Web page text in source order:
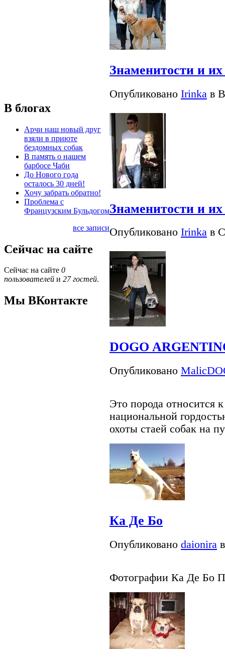
В блогах
Арчи наш новый друг
взяли в приюте
бездомных собак
В память о нашем
барбосе Чаби
До Нового года
осталось 30 дней!
Хочу забрать обратно!
Проблема с
Французским Бульдогом
все записи
Сейчас на сайте
Сейчас на сайте 0
пользователей и 27 гостей.
Мы ВКонтакте
Знаменитости и
Опубликовано Irinka в
Знаменитости и
Опубликовано Irinka в
DOGO
Опубликовано
Это порода относится
национальной
охоты стаей собак на
Ка Де Бо
Опубликовано daionira
Фотографии Ка Де Бо